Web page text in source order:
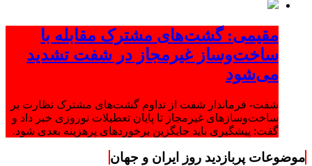
مقیمی: گشت‌های مشترک مقابله با
ساخت‌وساز غیرمجاز در شفت تشدید
می‌شود
شفت- فرماندار شفت از تداوم گشت‌های مشترک نظارت بر
ساخت‌وسازهای غیرمجاز تا پایان تعطیلات نوروزی خبر داد و
گفت: پیشگیری باید جایگزین برخوردهای پرهزینه بعدی شود.
موضوعات پربازدید روز ایران و جهان